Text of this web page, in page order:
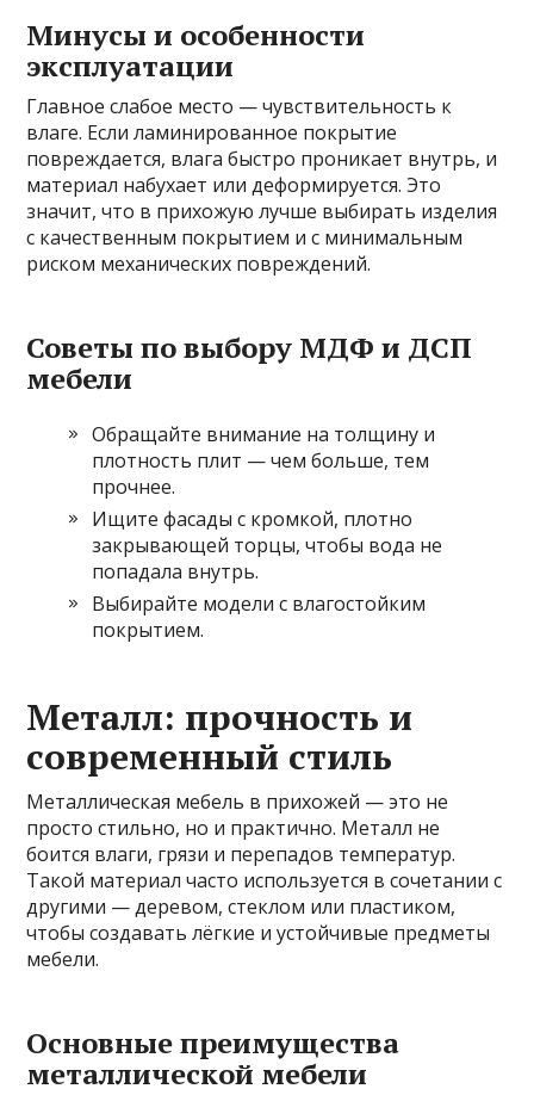
Минусы и особенности
эксплуатации
Главное слабое место — чувствительность к
влаге. Если ламинированное покрытие
повреждается, влага быстро проникает внутрь, и
материал набухает или деформируется. Это
значит, что в прихожую лучше выбирать изделия
с качественным покрытием и с минимальным
риском механических повреждений.
Советы по выбору МДФ и ДСП
мебели
Обращайте внимание на толщину и
плотность плит — чем больше, тем
прочнее.
Ищите фасады с кромкой, плотно
закрывающей торцы, чтобы вода не
попадала внутрь.
Выбирайте модели с влагостойким
покрытием.
Металл: прочность и
современный стиль
Металлическая мебель в прихожей — это не
просто стильно, но и практично. Металл не
боится влаги, грязи и перепадов температур.
Такой материал часто используется в сочетании с
другими — деревом, стеклом или пластиком,
чтобы создавать лёгкие и устойчивые предметы
мебели.
Основные преимущества
металлической мебели